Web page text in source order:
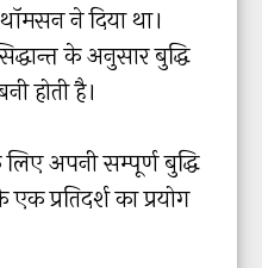
थॉमसन ने दिया था।
के अनुसार बुद्धि
होती है।
अपनी सम्पूर्ण बुद्धि
प्रतिदर्श का प्रयोग